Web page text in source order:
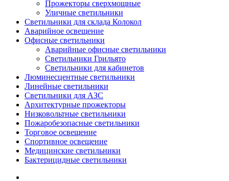
Прожекторы сверхмощные
Уличные светильники
Светильники для склада Колокол
Аварийное освещение
Офисные светильники
Аварийные офисные светильники
Светильники Грильято
Светильники для кабинетов
Люминесцентные светильники
Линейные светильники
Светильники для АЗС
Архитектурные прожекторы
Низковольтные светильники
Пожаробезопасные светильники
Торговое освещение
Спортивное освещение
Медицинские светильники
Бактерицидные светильники